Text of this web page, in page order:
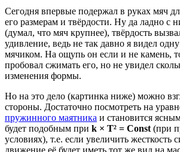
Сегодня впервые подержал в руках мяч
его размерам и твёрдости. Ну да ладно с
(думал, что мяч крупнее), твёрдость
удивление, ведь не так давно я видел
мячиком. На ощупь он если и не камень,
пробовал сжимать его, но не увидел
изменения формы.
Но на это дело (картинка ниже) можно
стороны. Достаточно посмотреть на
пружинного маятника и становится
будет подобным при k × T² = Const(при
условиях), т.е. если увеличить жесткость